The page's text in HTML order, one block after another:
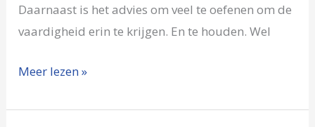
Daarnaast is het advies om veel te oefenen om de
vaardigheid erin te krijgen. En te houden. Wel
Meer lezen »